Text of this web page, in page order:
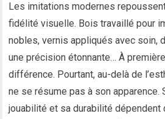
Les imitations modernes
fidélité visuelle. Bois travaillé pour
nobles, vernis appliqués avec soin,
une précision étonnante… À
différence. Pourtant, au-delà de
ne se résume pas à son apparence.
jouabilité et sa durabilité dépendent